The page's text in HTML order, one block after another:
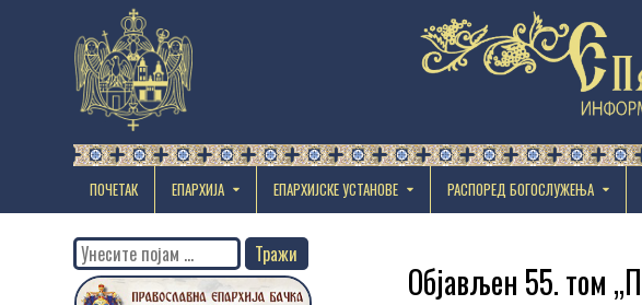
ПОЧЕТАК ЕПАРХИЈА EПАРХИЈСКЕ УСТАНОВЕ РАСПОРЕД БОГОСЛУЖЕЊА
Објављен 55. том
Search
for: